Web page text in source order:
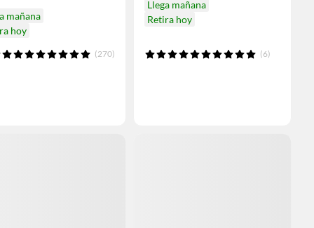
mañana
hoy
(270)
Llega mañana
Retira hoy
(6)